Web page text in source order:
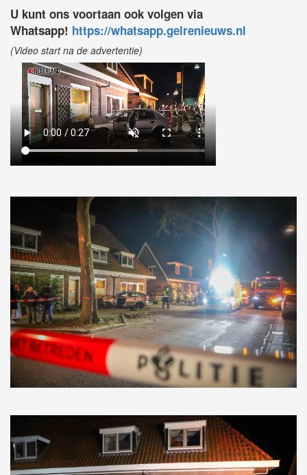
U kunt ons voortaan ook volgen via
Whatsapp! https://whatsapp.gelrenieuws.nl
(Video start na de advertentie)